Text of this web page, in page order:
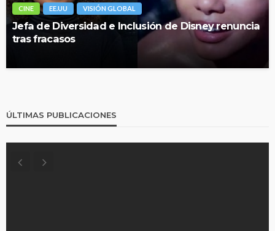
CINE EE.UU VISIÓN GLOBAL
Jefa de Diversidad e Inclusión de Disney renuncia
tras fracasos
ÚLTIMAS PUBLICACIONES